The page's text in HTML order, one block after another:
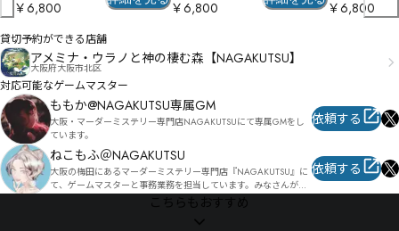
神の棲む森
【NAGAKUTSU】
￥6,800
神の棲む森
【NAGAKUTSU】
￥6,800
神の棲む森
【
￥6,800
貸切予約ができる店舗
アメミナ・ウラノと神の棲む森【NAGAKUTSU】
大阪府大阪市北区
対応可能なゲームマスター
ももか@NAGAKUTSU専属GM
大阪・マーダーミステリー専門店NAGAKUTSUにて専属GMをし
ています。
依頼する
ねこもふ＠NAGAKUTSU
大阪の梅田にあるマーダーミステリー専門店『NAGAKUTSU』に
て、ゲームマスターと事務業務を担当しています。みなさんが素
敵な物語体験ができるよう精進しています！！
依頼する
こちらもおすすめ